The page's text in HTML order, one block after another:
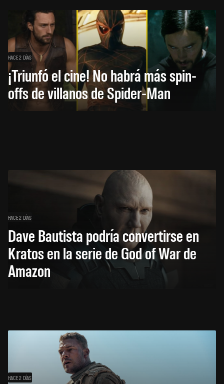
HACE 2 DÍAS
¡Triunfó el cine! No habrá más spin-
offs de villanos de Spider-Man
HACE 2 DÍAS
Dave Bautista podría convertirse en
Kratos en la serie de God of War de
Amazon
HACE 2 DÍAS